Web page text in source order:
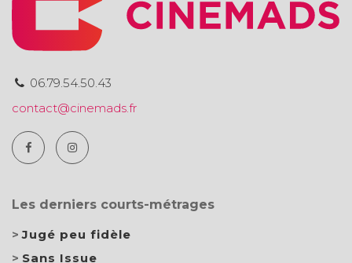
06.79.54.50.43
contact@cinemads.fr
Les derniers courts-métrages
Jugé peu fidèle
Sans Issue